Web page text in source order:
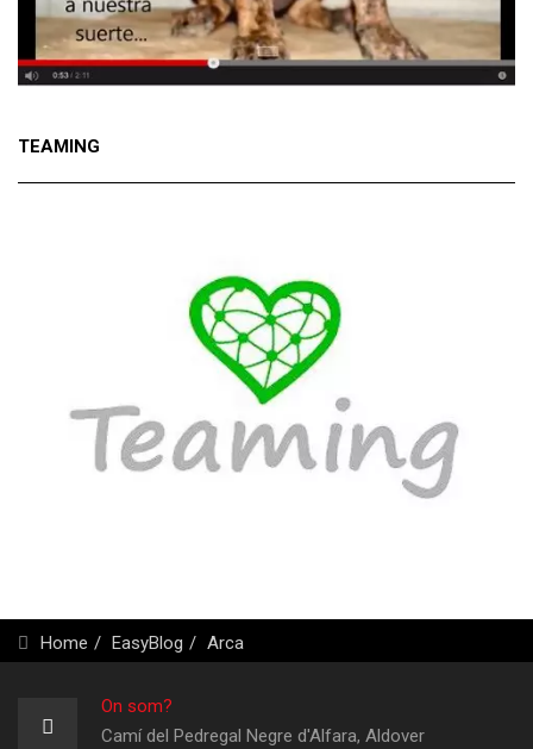
TEAMING
Home EasyBlog Arca
On som?
Camí del Pedregal Negre d'Alfara, Aldover